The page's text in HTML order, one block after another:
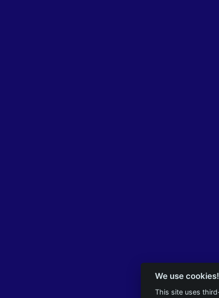
We use cookies!
This site uses